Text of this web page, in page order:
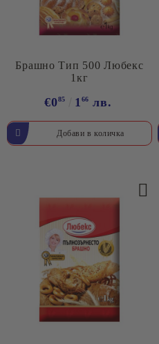
Брашно Тип 500 Любекс
1кг
€085 1 66 лв.